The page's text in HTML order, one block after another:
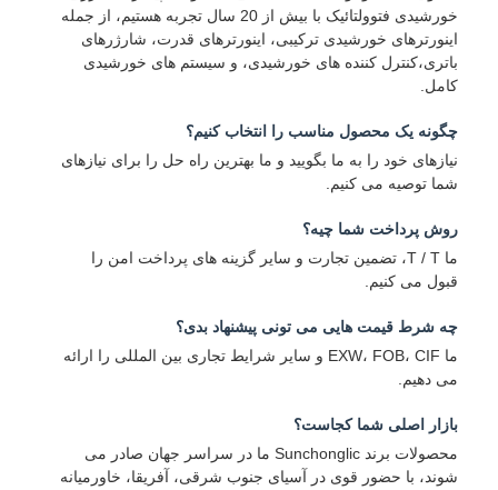
خورشیدی فتوولتائیک با بیش از 20 سال تجربه هستیم، از جمله
اینورترهای خورشیدی ترکیبی، اینورترهای قدرت، شارژرهای
باتری،کنترل کننده های خورشیدی، و سیستم های خورشیدی
کامل.
چگونه یک محصول مناسب را انتخاب کنیم؟
نیازهای خود را به ما بگویید و ما بهترین راه حل را برای نیازهای
شما توصیه می کنیم.
روش پرداخت شما چيه؟
ما T / T، تضمین تجارت و سایر گزینه های پرداخت امن را
قبول می کنیم.
چه شرط قیمت هایی می تونی پیشنهاد بدی؟
ما EXW، FOB، CIF و سایر شرایط تجاری بین المللی را ارائه
می دهیم.
بازار اصلی شما کجاست؟
محصولات برند Sunchonglic ما در سراسر جهان صادر می
شوند، با حضور قوی در آسیای جنوب شرقی، آفریقا، خاورمیانه